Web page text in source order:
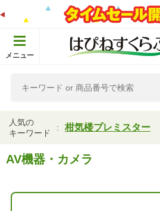
メニュー
人気の
キーワード
柑気楼プレミスター
AV機器・カメラ